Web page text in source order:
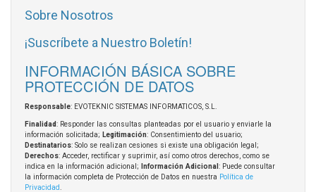
Sobre Nosotros
¡Suscríbete a Nuestro Boletín!
INFORMACIÓN BÁSICA SOBRE
PROTECCIÓN DE DATOS
Responsable: EVOTEKNIC SISTEMAS INFORMATICOS, S.L.
Finalidad: Responder las consultas planteadas por el usuario y enviarle la
información solicitada; Legitimación: Consentimiento del usuario;
Destinatarios: Solo se realizan cesiones si existe una obligación legal;
Derechos: Acceder, rectificar y suprimir, así como otros derechos, como se
indica en la información adicional;
Información Adicional : Puede consultar
la información completa de Protección de Datos en nuestra Política de
Privacidad